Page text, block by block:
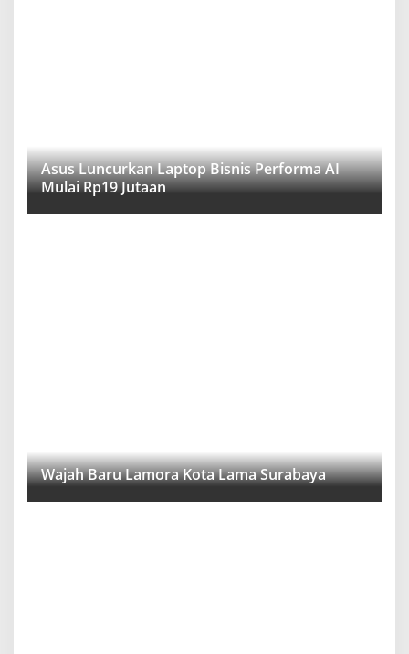
Asus Luncurkan Laptop Bisnis Performa AI
Mulai Rp19 Jutaan
Wajah Baru Lamora Kota Lama Surabaya